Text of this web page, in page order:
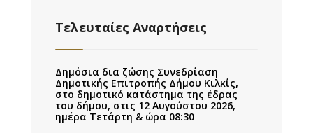
Τελευταίες Αναρτήσεις
Δημόσια δια ζώσης Συνεδρίαση
Δημοτικής Επιτροπής Δήμου Κιλκίς,
στο δημοτικό κατάστημα της έδρας
του δήμου, στις 12 Αυγούστου 2026,
ημέρα Τετάρτη & ώρα 08:30